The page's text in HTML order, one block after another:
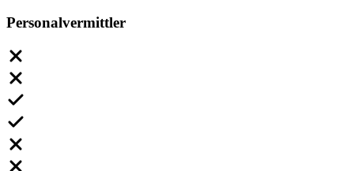
Personalvermittler